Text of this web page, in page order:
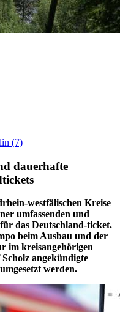
(7)
dauerhafte
westfälischen Kreise
umfassenden und
das Deutschland-ticket.
beim Ausbau und der
im kreisangehörigen
angekündigte
werden.